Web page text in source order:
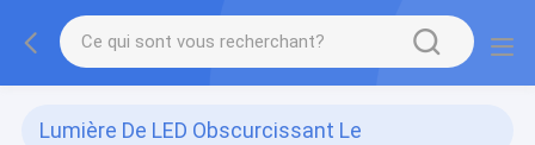
Lumière De LED Obscurcissant Le